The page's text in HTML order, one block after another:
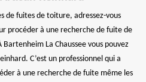
de fuites de toiture, adressez-vous
procéder à une recherche de fuite de
La Chaussee vous pouvez
C’est un professionnel qui a
à une recherche de fuite même les